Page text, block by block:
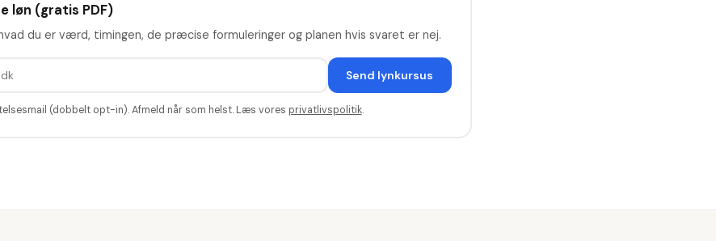
løn (gratis PDF)
du er værd, timingen, de præcise formuleringer og planen hvis svaret er nej.
Send lynkursus
(dobbelt opt-in). Afmeld når som helst. Læs vores privatlivspolitik.